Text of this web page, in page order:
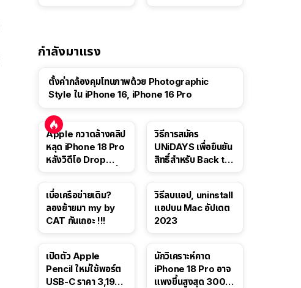
กำลังมาแรง
ตั้งค่ากล้องคุมโทนภาพด้วย Photographic
Style ใน iPhone 16, iPhone 16 Pro
Apple กวาดล้างคลิป
หลุด iPhone 18 Pro
หลังวิดีโอ Drop
วิธีการสมัคร
UNiDAYS เพื่อยืนยัน
สิทธิ์สำหรับ Back to
เบื่อเครือข่ายเดิม?
ลองย้ายมา my by
CAT กันเถอะ !!!
วิธีลบแอป, uninstall
แอปบน Mac อัปเดต
2023
เปิดตัว Apple
Pencil ใหม่ใช้พอร์ต
USB-C ราคา 3,190
นักวิเคราะห์คาด
iPhone 18 Pro อาจ
แพงขึ้นสูงสุด 300